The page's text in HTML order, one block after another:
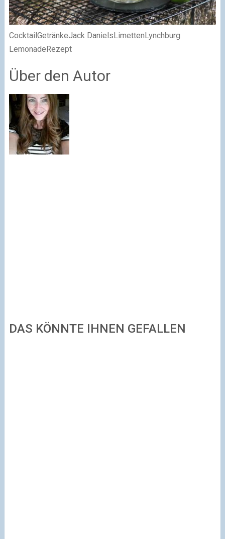
CocktailGetränkeJack DanielsLimettenLynchburg
LemonadeRezept
Über den Autor
DAS KÖNNTE IHNEN GEFALLEN